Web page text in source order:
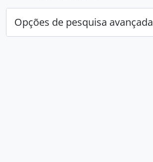
Opções de pesquisa avançada